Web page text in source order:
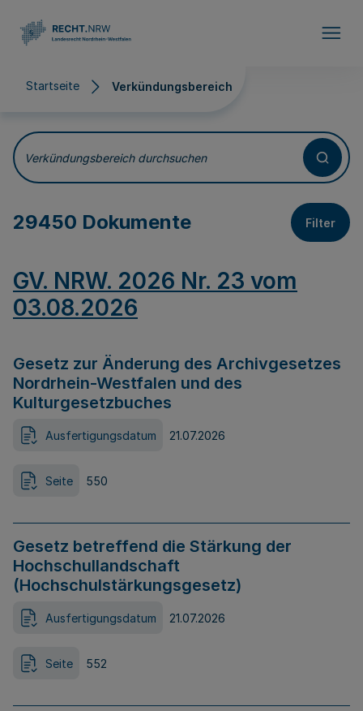
Startseite Verkündungsbereich
Verkündungsbereich
Verkündungsbereich durchsuchen
29450 Dokumente Filter
GV. NRW. 2026 Nr. 23 vom
03.08.2026
Gesetz zur Änderung des Archivgesetzes
Nordrhein-Westfalen und des
Kulturgesetzbuches
Ausfertigungsdatum 21.07.2026
Seite 550
Gesetz betreffend die Stärkung der
Hochschullandschaft
(Hochschulstärkungsgesetz)
Ausfertigungsdatum 21.07.2026
Seite 552